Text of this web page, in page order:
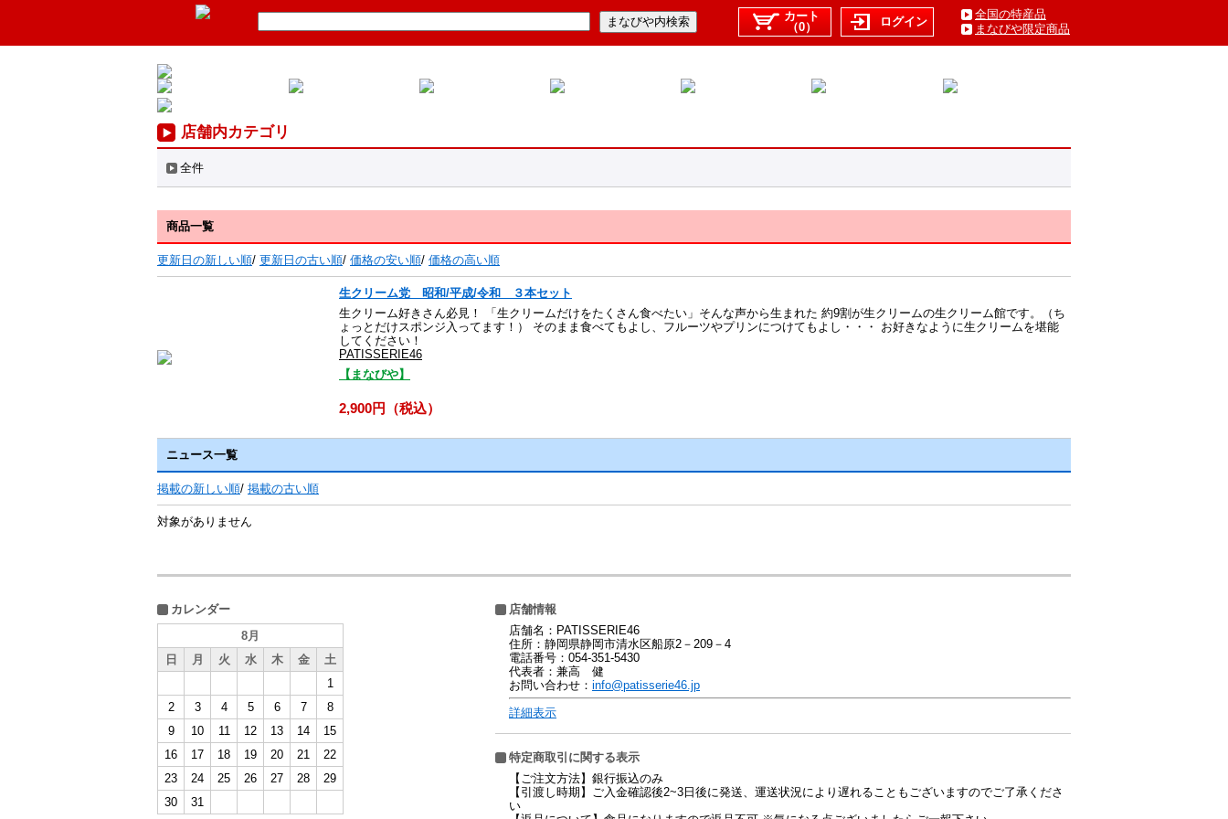
カート
（0）
ログイン
全国の特産品
まなびや限定商品
店舗内カテゴリ
全件
商品一覧
更新日の新しい順/ 更新日の古い順/ 価格の安い順/ 価格の高い順
生クリーム党 昭和/平成/令和 ３本セット
生クリーム好きさん必見！ 「生クリームだけをたくさん食べたい」そんな声から生まれた 約9割が生クリームの生クリーム館です。（ち
ょっとだけスポンジ入ってます！） そのまま食べてもよし、フルーツやプリンにつけてもよし・・・ お好きなように生クリームを堪能
してください！
PATISSERIE46
【まなびや】
2,900円（税込）
ニュース一覧
掲載の新しい順/ 掲載の古い順
対象がありません
カレンダー
8月
日
月 火 水 木 金
土
1
2
3 4 5 6 7
8
9
10 11 12 13 14
15
16
17 18 19 20 21
22
23
24 25 26 27 28
29
30
31
店舗情報
店舗名：PATISSERIE46
住所：静岡県静岡市清水区船原2－209－4
電話番号：054-351-5430
代表者：兼高 健
お問い合わせ： info@patisserie46.jp
詳細表示
特定商取引に関する表示
【ご注文方法】銀行振込のみ
【引渡し時期】ご入金確認後2~3日後に発送、運送状況により遅れることもございますのでご了承くださ
い